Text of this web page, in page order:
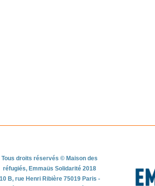
Tous droits réservés © Maison des
réfugiés, Emmaüs Solidarité 2018
10 B, rue Henri Ribière 75019 Paris -